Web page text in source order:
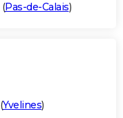
(Pas-de-Calais)
(Yvelines)